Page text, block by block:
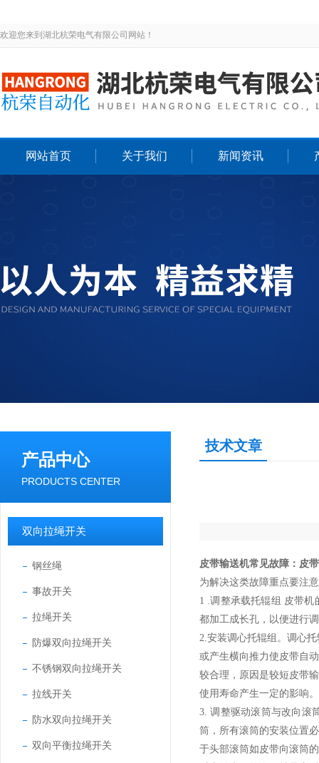
欢迎您来到湖北杭荣电气有限公司网站！
网站首页 关于我们 新闻资讯
产品中心
PRODUCTS CENTER
双向拉绳开关
钢丝绳
事故开关
拉绳开关
防爆双向拉绳开关
不锈钢双向拉绳开关
拉线开关
防水双向拉绳开关
双向平衡拉绳开关
技术文章
皮带输送机常见故障：皮
为解决这类故障重点要注
1 .调整承载托辊组 皮带
都加工成长孔，以便进行
2.安装调心托辊组。调心
或产生横向推力使皮带自
较合理，原因是较短皮带
使用寿命产生一定的影响。
3. 调整驱动滚筒与改向滚
筒，所有滚筒的安装位置
于头部滚筒如皮带向滚筒